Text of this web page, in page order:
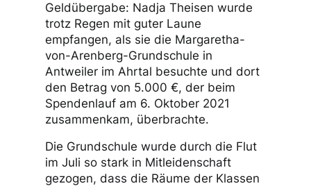
Geldübergabe: Nadja Theisen wurde
trotz Regen mit guter Laune
empfangen, als sie die Margaretha-
von-Arenberg-Grundschule in
Antweiler im Ahrtal besuchte und dort
den Betrag von 5.000 €, der beim
Spendenlauf am 6. Oktober 2021
zusammenkam, überbrachte.
Die Grundschule wurde durch die Flut
im Juli so stark in Mitleidenschaft
gezogen, dass die Räume der Klassen